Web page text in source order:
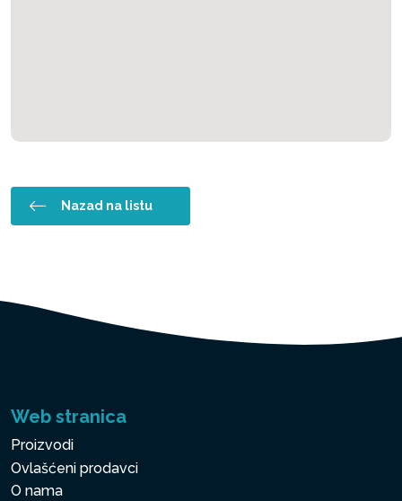
Nazad na listu
Web stranica
Proizvodi
Ovlašćeni prodavci
O nama